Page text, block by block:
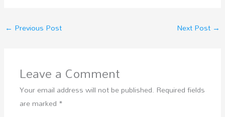
← Previous Post Next Post →
Leave a Comment
Your email address will not be published. Required fields
are marked *